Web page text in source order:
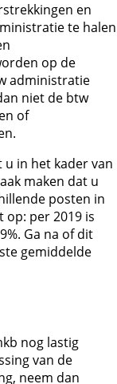
en
te halen
op de
administratie
niet de btw
of
u in het kader van
maken dat u
posten in
op: per 2019 is
Ga na of dit
gemiddelde
nog lastig
van de
neem dan